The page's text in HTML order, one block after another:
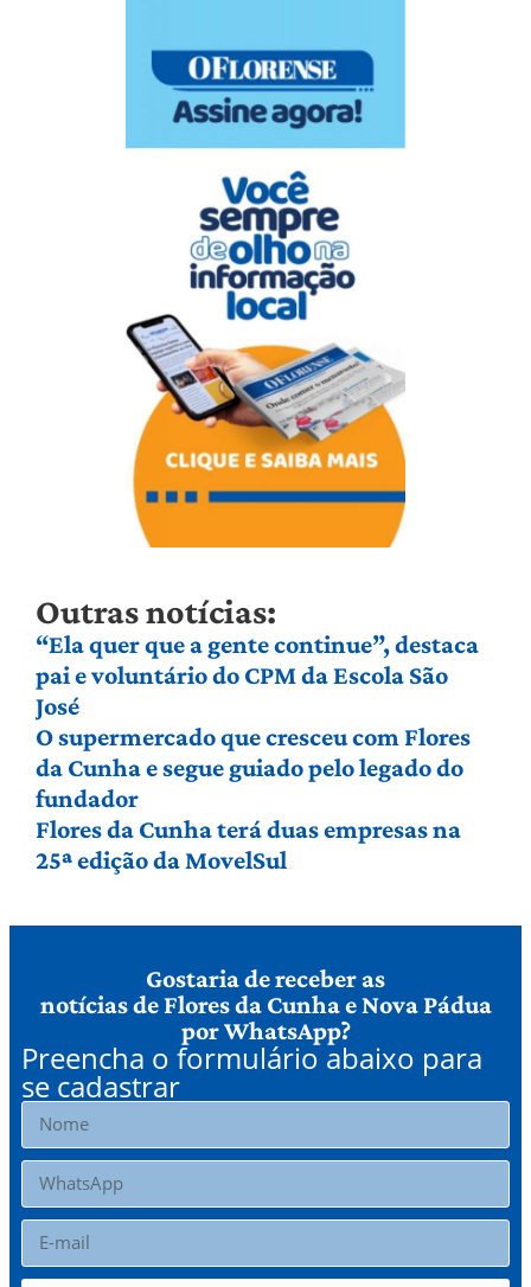
Outras notícias:
“Ela quer que a gente continue”, destaca
pai e voluntário do CPM da Escola São
José
O supermercado que cresceu com Flores
da Cunha e segue guiado pelo legado do
fundador
Flores da Cunha terá duas empresas na
25ª edição da MovelSul
Gostaria de receber as
notícias de Flores da Cunha e Nova Pádua
por WhatsApp?
Preencha o formulário abaixo para
se cadastrar